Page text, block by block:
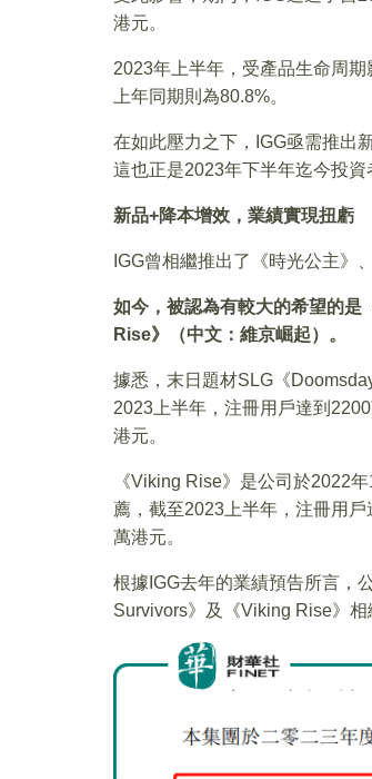
港元。
2023年上半年，受產品生命周
上年同期則為80.8%。
在如此壓力之下，IGG亟需推出
這也正是2023年下半年迄今投資
新品+降本增效，業績實現扭虧
IGG曾相繼推出了《時光公主》
如今，被認為有較大的希望的
Rise》（中文：維京崛起）。
據悉，末日題材SLG《
2023上半年，注冊用戶達到
港元。
《Viking Rise》是公司於2022
薦，截至2023上半年，注冊用
萬港元。
根據IGG去年的業績預告所言，
Survivors》及《Viking Rise》相